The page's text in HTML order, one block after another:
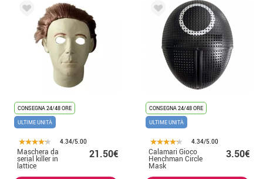
CONSEGNA 24/48 ORE
ULTIME UNITÀ
4.34/5.00
Maschera da
serial killer in
lattice
21.50€
CONSEGNA 24/48 ORE
ULTIME UNITÀ
4.34/5.00
Calamari Gioco
Henchman Circle
Mask
3.50€